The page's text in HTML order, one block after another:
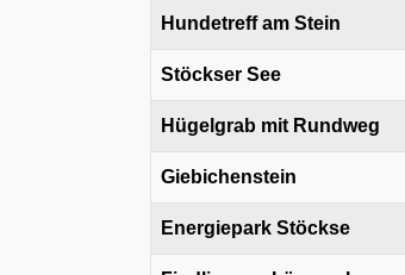
Hundetreff am Stein
Stöckser See
Hügelgrab mit Rundweg
Giebichenstein
Energiepark Stöckse